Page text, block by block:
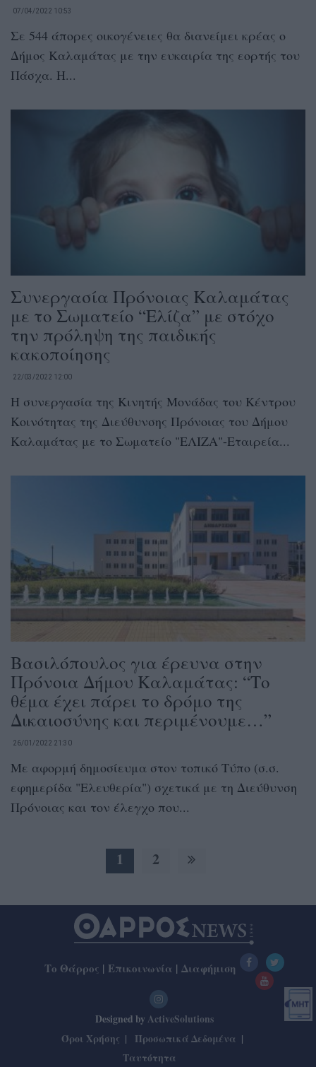
07/04/2022 10:53
Σε 544 άπορες οικογένειες θα διανείμει κρέας ο
Δήμος Καλαμάτας με την ευκαιρία της εορτής του
Πάσχα. Η...
Συνεργασία Πρόνοιας Καλαμάτας
με το Σωματείο “Ελίζα” με στόχο
την πρόληψη της παιδικής
κακοποίησης
22/03/2022 12:00
Η συνεργασία της Κινητής Μονάδας του Κέντρου
Κοινότητας της Διεύθυνσης Πρόνοιας του Δήμου
Καλαμάτας με το Σωματείο "ΕΛΙΖΑ"-Εταιρεία...
Βασιλόπουλος για έρευνα στην
Πρόνοια Δήμου Καλαμάτας: “Το
θέμα έχει πάρει το δρόμο της
Δικαιοσύνης και περιμένουμε…”
26/01/2022 21:30
Με αφορμή δημοσίευμα στον τοπικό Τύπο (σ.σ.
εφημερίδα "Ελευθερία") σχετικά με τη Διεύθυνση
Πρόνοιας και τον έλεγχο που...
1 2
Το Θάρρος | Επικοινωνία | Διαφήμιση
Designed by ActiveSolutions
Όροι Χρήσης
Προσωπικά Δεδομένα
Ταυτότητα